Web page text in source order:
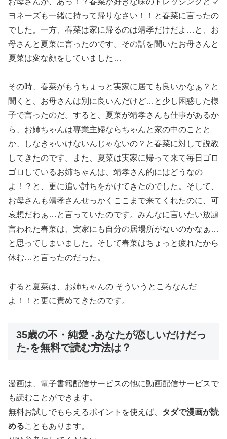
ヨネーズも一緒に持って帰りなさい！！と春菜に言ったの
でした。一方、春菜は家に帰るのは靖孝だけだよ…と、お
母さんと夏菜に言ったのです。その話を聞いたお母さんと
夏菜は変な顔をしていました…
その時、春菜がもうちょっと実家に居ても良いかなぁ？と
聞くと、お母さんは別に良いんだけど…と少し困惑した様
子で言ったのだ。すると、夏菜が靖孝さんも仕事があるか
ら、お姉ちゃんは専業主婦ならちゃんと家の中のことと
か、しなきゃいけないんじゃないの？と春菜に対して説教
してきたのです。また、夏菜は実家に帰って来て毎日ゴロ
ゴロしているお姉ちゃんは、靖孝さん的にはどうなの
よ！？と、更に追い討ちをかけてきたのでした。そして、
お母さんも靖孝さんせっかくここまで来てくれたのに、可
哀想だわぁ…と言っていたのです。みんなに言いたい放題
言われた春菜は、実家にも自分の居場所がないのかなぁ…
と思ってしまいました。そして春菜はちょっと疲れたから
休む…と言ったのだった。
すると夏菜は、お姉ちゃんの そういうところなんだ
よ！！と更に責めてきたのです。
35歳の不・純愛 -あなたが恋しいだけだっ
た-を無料で読む方法は？
漫画は、電子書籍配信サービスの他に動画配信サービスで
も読むことができます。
無料お試しでもらえるポイントを使えば、 タダで漫画が読
めることもあります。